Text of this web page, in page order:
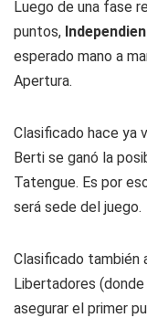
Luego de una fase
puntos,
esperado mano a
Apertura.
Clasificado hace ya
Berti se ganó la
Tatengue. Es por
será sede del juego.
Clasificado también
Libertadores
asegurar el primer